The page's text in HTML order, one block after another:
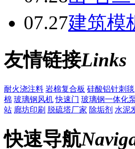
07.27建筑模
友情链接Links
耐火浇注料 岩棉复合板 硅酸铝针刺毯
棉 玻璃钢风机 快速门 玻璃钢一体化
站 廊坊印刷 脱硫塔厂家 除垢剂 水泥
快速导航